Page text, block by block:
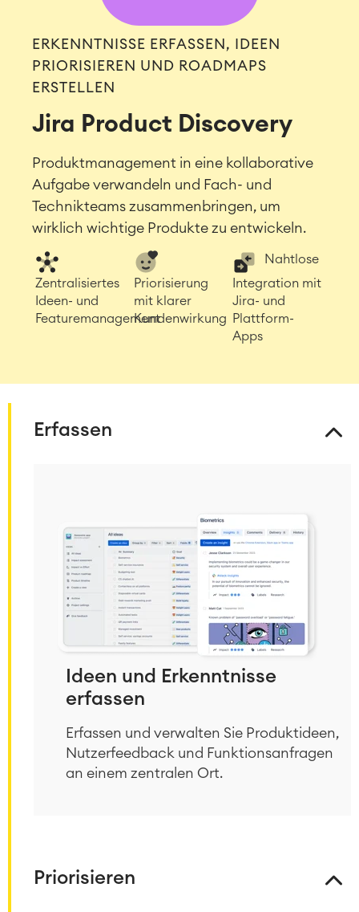
ERKENNTNISSE ERFASSEN, IDEEN
PRIORISIEREN UND ROADMAPS
ERSTELLEN
Jira Product Discovery
Produktmanagement in eine kollaborative
Aufgabe verwandeln und Fach- und
Technikteams zusammenbringen, um
wirklich wichtige Produkte zu entwickeln.
Zentralisiertes
Ideen- und
Featuremanagement
Priorisierung
mit klarer
Kundenwirkung
Nahtlose
Integration mit
Jira- und
Plattform-
Apps
Erfassen
Ideen und Erkenntnisse
erfassen
Erfassen und verwalten Sie Produktideen,
Nutzerfeedback und Funktionsanfragen
an einem zentralen Ort.
Priorisieren